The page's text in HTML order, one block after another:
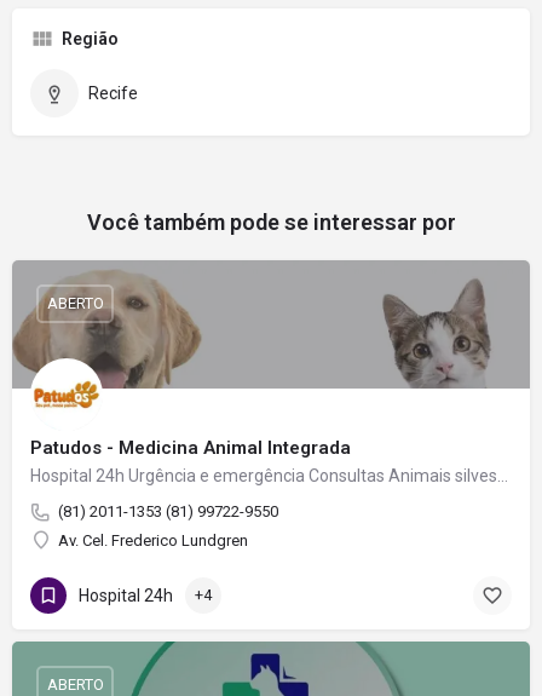
Região
Recife
Você também pode se interessar por
Patudos - Medicina Animal Integrada
(81) 2011-1353 (81) 99722-9550
Av. Cel. Frederico Lundgren
ABERTO
Hospital 24h +4
ABERTO